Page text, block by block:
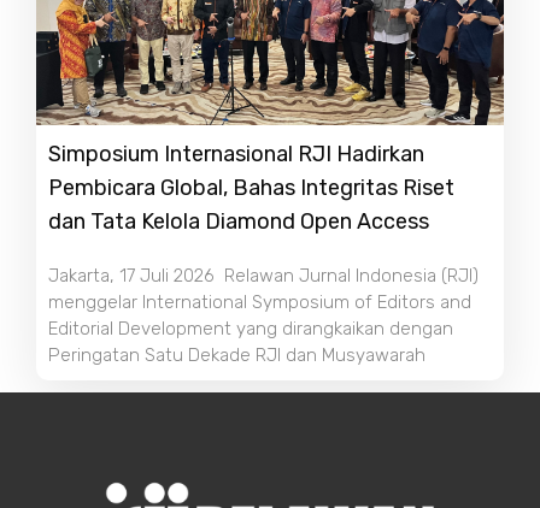
Simposium Internasional RJI Hadirkan
Pembicara Global, Bahas Integritas Riset
dan Tata Kelola Diamond Open Access
Jakarta, 17 Juli 2026 Relawan Jurnal Indonesia (RJI)
menggelar International Symposium of Editors and
Editorial Development yang dirangkaikan dengan
Peringatan Satu Dekade RJI dan Musyawarah